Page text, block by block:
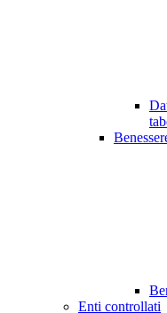
Enti controllati